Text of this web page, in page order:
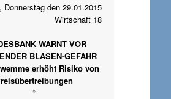
Donnerstag den 29.01.2015
Wirtschaft 18
WARNT VOR
BLASEN-GEFAHR
erhöht Risiko von
°